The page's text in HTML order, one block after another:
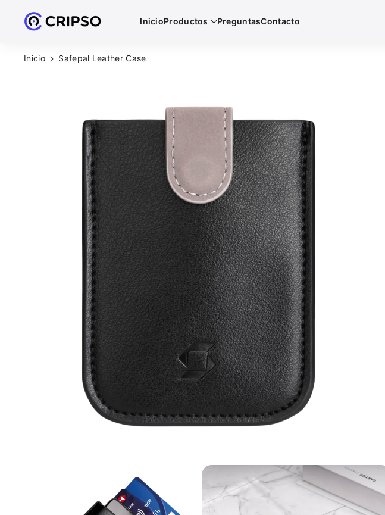
Directamente
Al Contenido
InicioProductos PreguntasContacto
Inicio Safepal Leather Case